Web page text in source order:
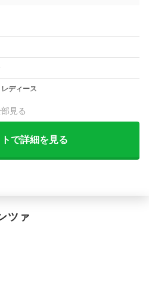
ディース
見る
で詳細を見る
ツァ